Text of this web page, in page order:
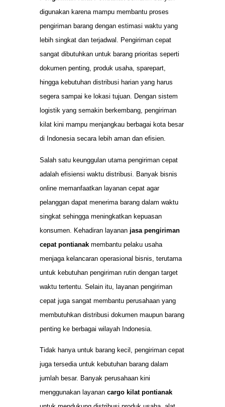
digunakan karena mampu membantu proses
pengiriman barang dengan estimasi waktu yang
lebih singkat dan terjadwal. Pengiriman cepat
sangat dibutuhkan untuk barang prioritas seperti
dokumen penting, produk usaha, sparepart,
hingga kebutuhan distribusi harian yang harus
segera sampai ke lokasi tujuan. Dengan sistem
logistik yang semakin berkembang, pengiriman
kilat kini mampu menjangkau berbagai kota besar
di Indonesia secara lebih aman dan efisien.
Salah satu keunggulan utama pengiriman cepat
adalah efisiensi waktu distribusi. Banyak bisnis
online memanfaatkan layanan cepat agar
pelanggan dapat menerima barang dalam waktu
singkat sehingga meningkatkan kepuasan
konsumen. Kehadiran layanan jasa pengiriman
cepat pontianak membantu pelaku usaha
menjaga kelancaran operasional bisnis, terutama
untuk kebutuhan pengiriman rutin dengan target
waktu tertentu. Selain itu, layanan pengiriman
cepat juga sangat membantu perusahaan yang
membutuhkan distribusi dokumen maupun barang
penting ke berbagai wilayah Indonesia.
Tidak hanya untuk barang kecil, pengiriman cepat
juga tersedia untuk kebutuhan barang dalam
jumlah besar. Banyak perusahaan kini
menggunakan layanan cargo kilat pontianak